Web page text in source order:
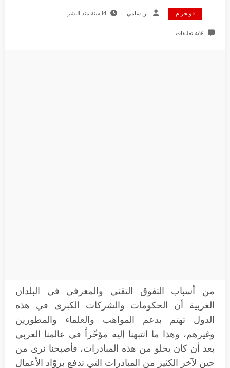
فونجرام بن سامي 14 سنة منذ النشر
468 تعليقات
من أسباب التفوق التقني والمعرفي في البلدان
الغربية أن الحكومات والشركات الكبرى في هذه
الدول تهتم بدعم المواهب والعلماء والمطورين
وغيرهم، وهذا ما انتبهنا إليه مؤخّراً في عالمنا العربي
بعد أن كان يخلو من هذه المبادرات، فأصبحنا نرى من
حين لآخر الكثير من المبادرات التي تدفع بروّاد الأعمال